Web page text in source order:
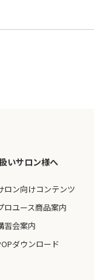
いサロン様へ
ロン向けコンテンツ
ロユース商品案内
習会案内
ダウンロード